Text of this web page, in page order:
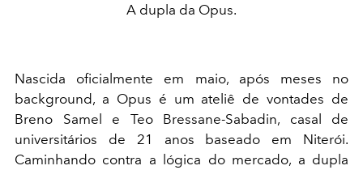
A dupla da Opus.
Nascida oficialmente em maio, após meses no
background, a Opus é um ateliê de vontades de
Breno Samel e Teo Bressane-Sabadin, casal de
universitários de 21 anos baseado em Niterói.
Caminhando contra a lógica do mercado, a dupla